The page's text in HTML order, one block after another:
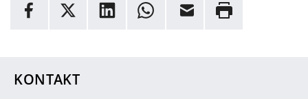
Facebook
X LinkedInWhatsappE-Mail Drucken
KONTAKT